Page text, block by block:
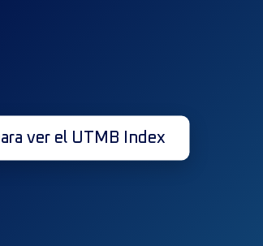
ver el UTMB Index